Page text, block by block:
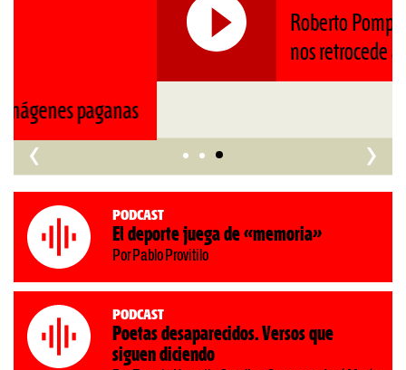
Roberto Pompa. «La reforma
‹ ›
Podcast
El deporte juega de «memoria»
Por Pablo Provitilo
Podcast
Poetas desaparecidos. Versos que
siguen diciendo